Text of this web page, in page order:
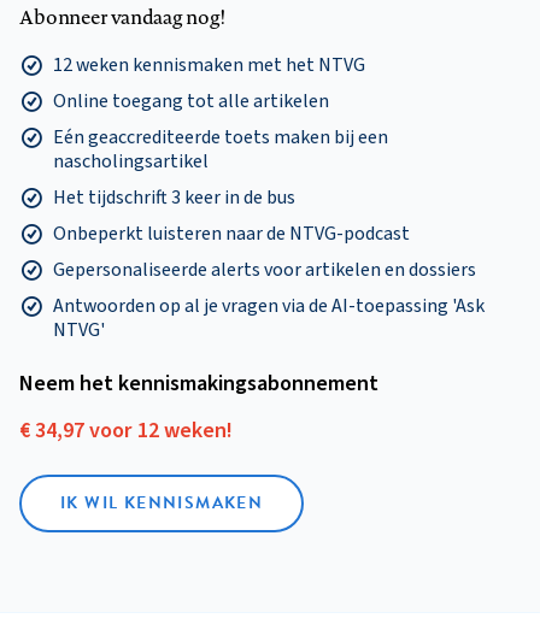
Abonneer vandaag nog!
12 weken kennismaken met het NTVG
Online toegang tot alle artikelen
Eén geaccrediteerde toets maken bij een
nascholingsartikel
Het tijdschrift 3 keer in de bus
Onbeperkt luisteren naar de NTVG-podcast
Gepersonaliseerde alerts voor artikelen en dossiers
Antwoorden op al je vragen via de AI-toepassing 'Ask
NTVG'
Neem het kennismakings­abonnement
€ 34,97 voor 12 weken!
IK WIL KENNISMAKEN